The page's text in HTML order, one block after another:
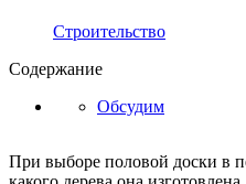
Строительство
Содержание
Обсудим
При выборе половой доски в